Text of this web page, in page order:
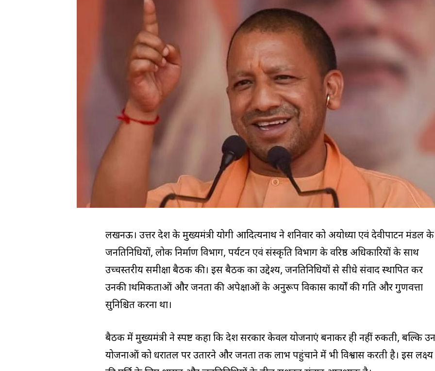
लखनऊ। उत्तर प्रदेश के मुख्यमंत्री योगी आदित्यनाथ ने शनिवार को अयोध्या एवं देवीपाटन मंडल के
जनप्रतिनिधियों, लोक निर्माण विभाग, पर्यटन एवं संस्कृति विभाग के वरिष्ठ अधिकारियों के साथ
उच्चस्तरीय समीक्षा बैठक की। इस बैठक का उद्देश्य, जनप्रतिनिधियों से सीधे संवाद स्थापित कर
उनकी प्राथमिकताओं और जनता की अपेक्षाओं के अनुरूप विकास कार्यों की गति और गुणवत्ता
सुनिश्चित करना था।
बैठक में मुख्यमंत्री ने स्पष्ट कहा कि प्रदेश सरकार केवल योजनाएं बनाकर ही नहीं रुकती, बल्कि उन
योजनाओं को धरातल पर उतारने और जनता तक लाभ पहुंचाने में भी विश्वास करती है। इस लक्ष्य